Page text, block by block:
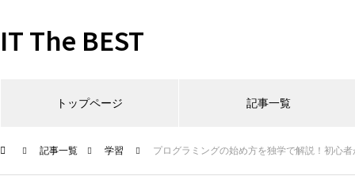
IT The BEST
トップページ 記事一覧
記事一覧 学習 プログラミングの始め方を独学で解説！初心